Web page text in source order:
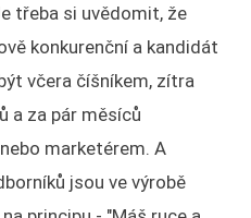
třeba si uvědomit, že
konkurenční a kandidát
včera číšníkem, zítra
a za pár měsíců
marketérem. A
jsou ve výrobě